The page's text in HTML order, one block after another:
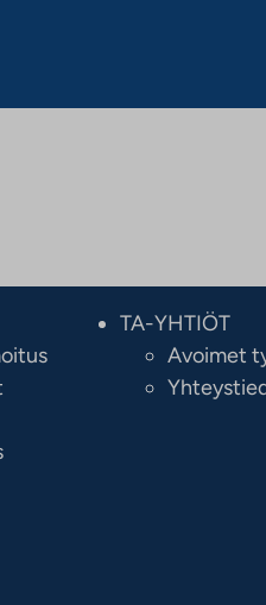
TA-YHTIÖT
Avoimet